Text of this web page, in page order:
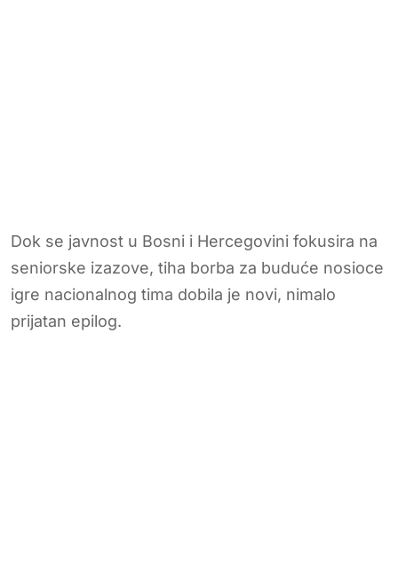
Dok se javnost u Bosni i Hercegovini fokusira na
seniorske izazove, tiha borba za buduće nosioce
igre nacionalnog tima dobila je novi, nimalo
prijatan epilog.